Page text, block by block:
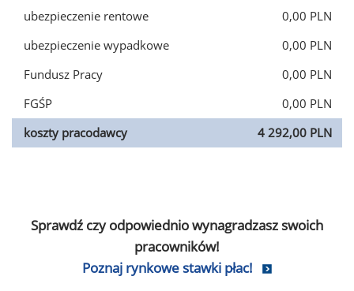
ubezpieczenie rentowe
0,00 PLN
ubezpieczenie wypadkowe
0,00 PLN
Fundusz Pracy
0,00 PLN
FGŚP
0,00 PLN
koszty pracodawcy
4 292,00 PLN
Sprawdź czy odpowiednio wynagradzasz swoich
pracowników!
Poznaj rynkowe stawki płac!